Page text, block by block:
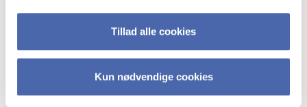
Tillad alle cookies
Kun nødvendige cookies
Liste over publikationer og anden
forskningsrelateret erfaring
Rekrutteringsprocessen